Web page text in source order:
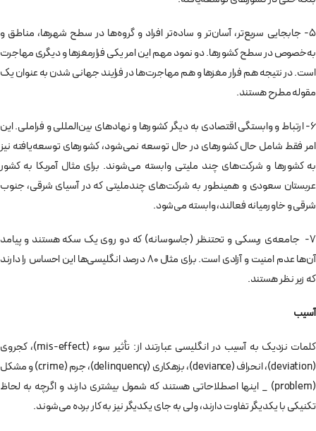
5- جابجایی سریع‌­تر، آسان­‌تر و ساده‌تر افراد و گروه‌ها در سطح شهرها، مناطق و
به‌خصوص در سطح کشورها. دو نمود مهم این امر یکی فرارمغزها و دیگری مهاجرت‌
است. در نتیجه هم فرار مغزها و هم مهاجرت‌ها در فرایند جهانی شدن به عنوان یک
مقوله مطرح هستند.
6- ارتباط و وابستگی اقتصادی به دیگر کشورها و نهادهای بین‌المللی و فراملی. این
امر فقط شامل حال کشورهای در حال توسعه نمی‌شود، کشورهای توسعه‌یافته نیز
به کشورها و شرکت­‌های چند ملیتی وابسته می‌شوند. برای مثال آمریکا به کشور
عربستان سعودی و همین­طور به شرکت­‌های چندملیتی که در آسیای شرقی، جنوب
شرقی و خاورمیانه فعالند، وابسته می‌شود.
7- جامعه‌ی ریسکی و تحت­نظر (جاسوسانه) که دو روی یک سکه هستند و پیامد
آن‌ها عدم امنیت و آزادی است. برای مثال 80 درصد انگلیسی‌ها این احساس را دارند
که زیر نظر هستند.
آسیب‌
کلمات نزدیک به آسیب‌ در انگلیسی عبارتند از: تأثیر سوء (mis-effect)، کجروی
(deviation)، انحراف (deviance)، بزهکاری (delinquency)، جرم (crime) و مشکل
(problem) _ این­ها اصطلاحاتی هستند که شمول بیشتری دارند و اگرچه به لحاظ
تکنیکی با یکدیگر تفاوت دارند، ولی به جای یکدیگر نیز به کار برده می‌شوند.